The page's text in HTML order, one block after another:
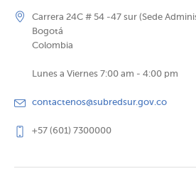
Carrera 24C # 54 -47 sur (Sede
Bogotá
Colombia
Lunes a Viernes 7:00 am - 4:00 pm
contactenos@subredsur.gov.co
+57 (601) 7300000